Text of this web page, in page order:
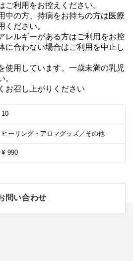
ご利用をお控えください。
中の方、持病をお持ちの方は医療
ください。
レルギーがある方はご利用をお控
に合わない場合はご利用を中止し
使用しています。一歳未満の乳児
。
お召し上がりください
10
ヒーリング・アロマグッズ／その他
¥ 990
問い合わせ